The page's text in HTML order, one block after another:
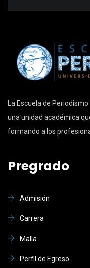
La Escuela de
una unidad académica
formando a los
Pregrado
Admisión
Carrera
Malla
Perfil de Egreso